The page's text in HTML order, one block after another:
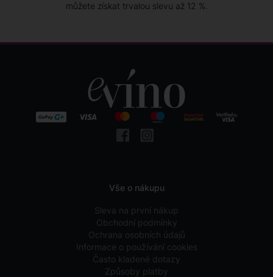
můžete získat trvalou slevu až 12 %.
Vše o nákupu
Sleva na první nákup
Obchodní podmínky
Ochrana osobních údajů
Informace o používání cookies
Často kladené dotazy
Způsoby platby